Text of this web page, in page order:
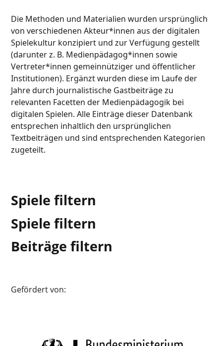
Die Methoden und Materialien wurden ursprünglich
von verschiedenen Akteur*innen aus der digitalen
Spielekultur konzipiert und zur Verfügung gestellt
(darunter z. B. Medienpädagog*innen sowie
Vertreter*innen gemeinnütziger und öffentlicher
Institutionen). Ergänzt wurden diese im Laufe der
Jahre durch journalistische Gastbeiträge zu
relevanten Facetten der Medienpädagogik bei
digitalen Spielen. Alle Einträge dieser Datenbank
entsprechen inhaltlich den ursprünglichen
Textbeiträgen und sind entsprechenden Kategorien
zugeteilt.
Spiele filtern
Spiele filtern
Beiträge filtern
Gefördert von: